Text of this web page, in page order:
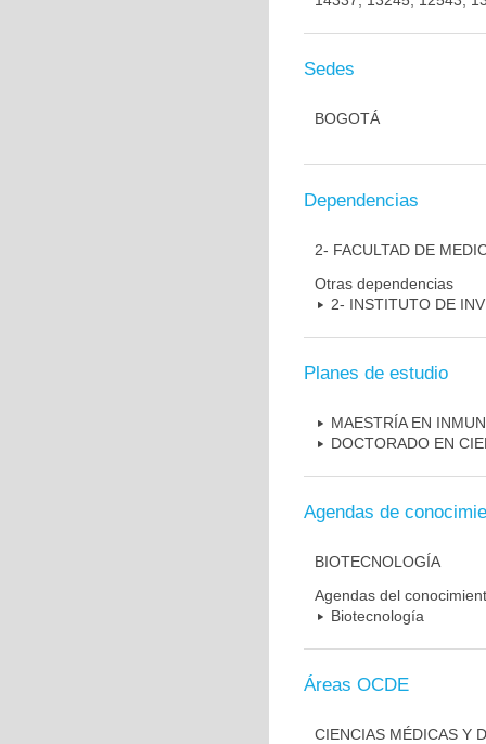
Sedes
BOGOTÁ
Dependencias
2- FACULTAD DE
Otras dependencias
2- INSTITUTO DE
Planes de estudio
MAESTRÍA EN
DOCTORADO EN
Agendas de
BIOTECNOLOGÍA
Agendas del
Biotecnología
Áreas OCDE
CIENCIAS MÉDICAS Y